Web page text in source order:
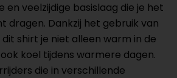
veelzijdige basislaag die je het
dragen. Dankzij het gebruik van
shirt je niet alleen warm in de
koel tijdens warmere dagen.
die in verschillende